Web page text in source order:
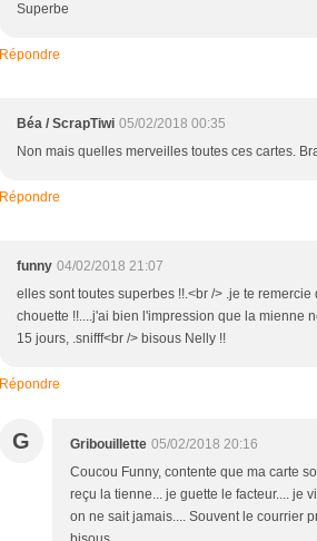
Superbe
Répondre
Béa / ScrapTiwi 05/02/2018 00:35
Non mais quelles merveilles toutes ces cartes.
Répondre
funny 04/02/2018 21:07
elles sont toutes superbes !!.<br /> .je te
chouette !!....j'ai bien l'impression que la mienne
15 jours, .snifff<br /> bisous Nelly !!
Répondre
G Gribouillette 05/02/2018 20:16
Coucou Funny, contente que ma carte
reçu la tienne... je guette le facteur.... je
on ne sait jamais.... Souvent le courrier